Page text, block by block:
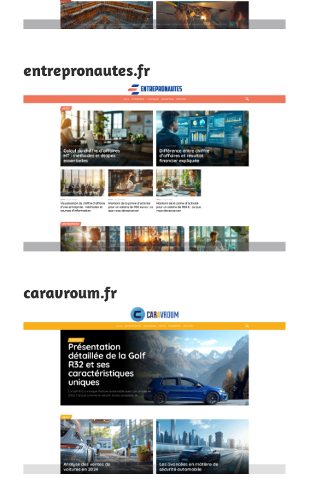
entrepronautes.fr
caravroum.fr